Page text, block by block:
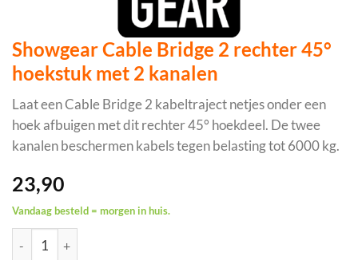
Showgear Cable Bridge 2 rechter 45°
hoekstuk met 2 kanalen
Laat een Cable Bridge 2 kabeltraject netjes onder een
hoek afbuigen met dit rechter 45° hoekdeel. De twee
kanalen beschermen kabels tegen belasting tot 6000 kg.
23,90
Vandaag besteld = morgen in huis.
Showgear Cable Bridge 2 rechter 45° hoekstuk met 2 kanalen